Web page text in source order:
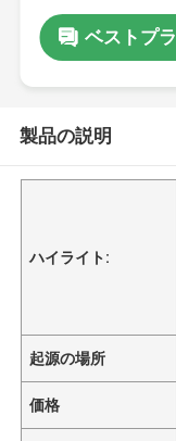
ベストプ
製品の説明
ハイライト:
起源の場所
価格